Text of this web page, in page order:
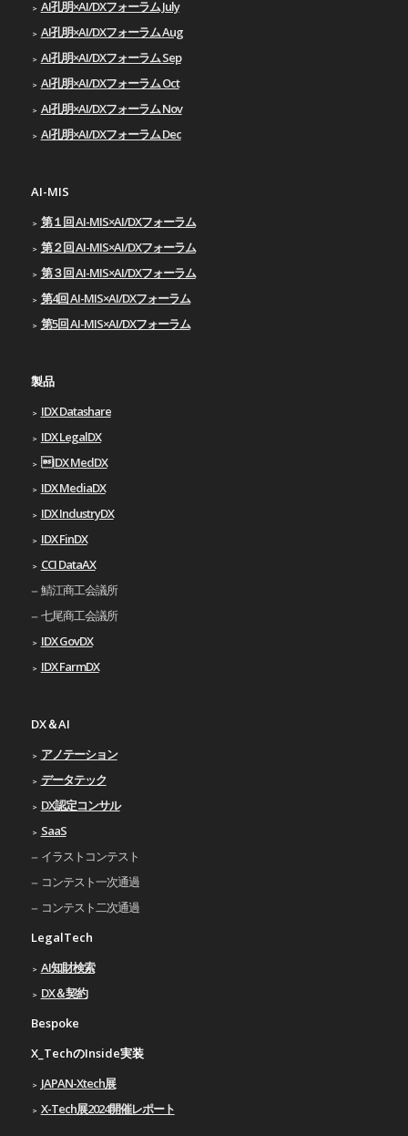
AI孔明×AI/DXフォーラム July
AI孔明×AI/DXフォーラム Aug
AI孔明×AI/DXフォーラム Sep
AI孔明×AI/DXフォーラム Oct
AI孔明×AI/DXフォーラム Nov
AI孔明×AI/DXフォーラム Dec
AI-MIS
第１回 AI-MIS×AI/DXフォーラム
第２回 AI-MIS×AI/DXフォーラム
第３回 AI-MIS×AI/DXフォーラム
第4回 AI-MIS×AI/DXフォーラム
第5回 AI-MIS×AI/DXフォーラム
製品
IDX Datashare
IDX LegalDX
IDX MedDX
IDX MediaDX
IDX IndustryDX
IDX FinDX
CCI DataAX
鯖江商工会議所
七尾商工会議所
IDX GovDX
IDX FarmDX
DX＆AI
アノテーション
データテック
DX認定コンサル
SaaS
イラストコンテスト
コンテスト一次通過
コンテスト二次通過
LegalTech
AI知財検索
DX＆契約
Bespoke
X_TechのInside実装
JAPAN-Xtech展
X-Tech展2024開催レポート